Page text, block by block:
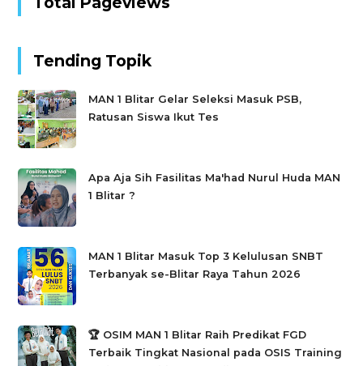
Tending Topik
MAN 1 Blitar Gelar Seleksi Masuk PSB,
Ratusan Siswa Ikut Tes
Apa Aja Sih Fasilitas Ma'had Nurul Huda MAN
1 Blitar ?
MAN 1 Blitar Masuk Top 3 Kelulusan SNBT
Terbanyak se-Blitar Raya Tahun 2026
🏆 OSIM MAN 1 Blitar Raih Predikat FGD
Terbaik Tingkat Nasional pada OSIS Training